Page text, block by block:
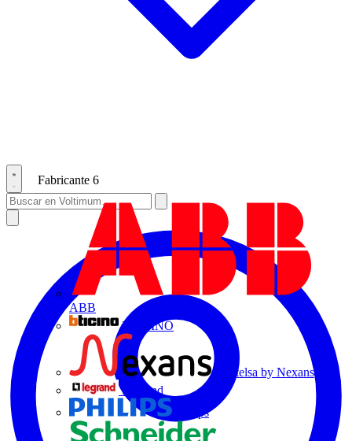
Fabricante 6
ABB
BTICINO
Centelsa by Nexans
Legrand
Philips